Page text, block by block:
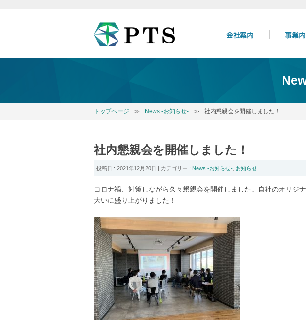
トップページ News -お知らせ- 社内懇親会を開催しました！
社内懇親会を開催しました！
投稿日 : 2021年12月20日 | カテゴリー : News -お知らせ- お知らせ
コロナ禍、対策しながら久々懇親会を開催しました。自社のオリジ
大いに盛り上がりました！